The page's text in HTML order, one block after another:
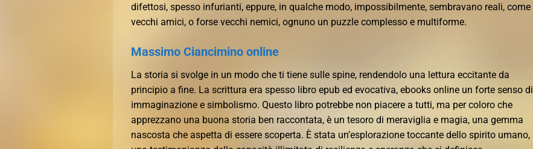
difettosi, spesso infurianti, eppure, in qualche modo, impossibilmente, sembravano reali, come
vecchi amici, o forse vecchi nemici, ognuno un puzzle complesso e multiforme.
Massimo Ciancimino online
La storia si svolge in un modo che ti tiene sulle spine, rendendolo una lettura eccitante da
principio a fine. La scrittura era spesso libro epub ed evocativa, ebooks online un forte senso di
immaginazione e simbolismo. Questo libro potrebbe non piacere a tutti, ma per coloro che
apprezzano una buona storia ben raccontata, è un tesoro di meraviglia e magia, una gemma
nascosta che aspetta di essere scoperta. È stata un’esplorazione toccante dello spirito umano,